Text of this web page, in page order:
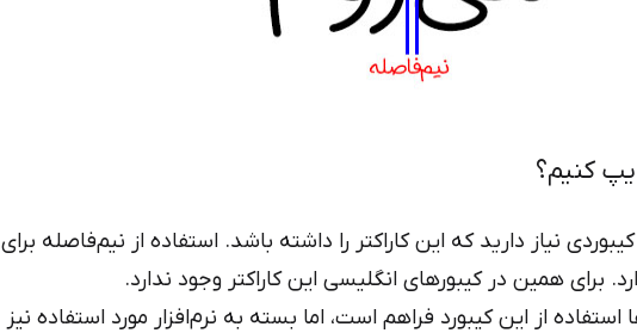
کنیم؟
نیاز دارید که این کاراکتر را داشته باشد. استفاده از نیم‌فاصله برای
برای همین در کیبورهای انگلیسی این کاراکتر وجود ندارد.
از این کیبورد فراهم است، اما بسته به نرم‌افزار مورد استفاده نیز